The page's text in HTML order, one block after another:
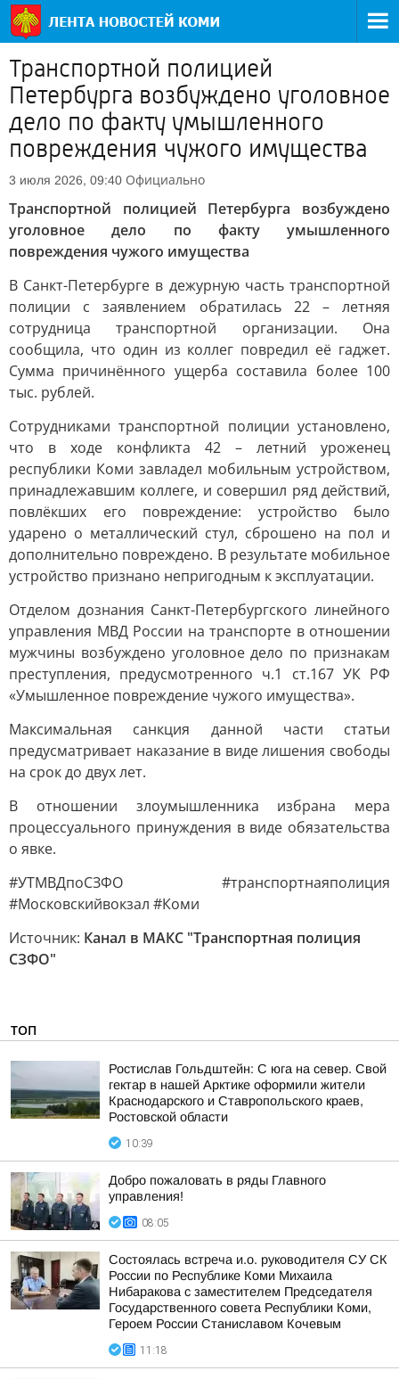
Транспортной полицией
Петербурга возбуждено уголовное
дело по факту умышленного
повреждения чужого имущества
3 июля 2026, 09:40 Официально
Транспортной полицией Петербурга возбуждено
уголовное дело по факту умышленного
повреждения чужого имущества
В Санкт-Петербурге в дежурную часть транспортной
полиции с заявлением обратилась 22 – летняя
сотрудница транспортной организации. Она
сообщила, что один из коллег повредил её гаджет.
Сумма причинённого ущерба составила более 100
тыс. рублей.
Сотрудниками транспортной полиции установлено,
что в ходе конфликта 42 – летний уроженец
республики Коми завладел мобильным устройством,
принадлежавшим коллеге, и совершил ряд действий,
повлёкших его повреждение: устройство было
ударено о металлический стул, сброшено на пол и
дополнительно повреждено. В результате мобильное
устройство признано непригодным к эксплуатации.
Отделом дознания Санкт-Петербургского линейного
управления МВД России на транспорте в отношении
мужчины возбуждено уголовное дело по признакам
преступления, предусмотренного ч.1 ст.167 УК РФ
«Умышленное повреждение чужого имущества».
Максимальная санкция данной части статьи
предусматривает наказание в виде лишения свободы
на срок до двух лет.
В отношении злоумышленника избрана мера
процессуального принуждения в виде обязательства
о явке.
#УТМВДпоСЗФО #транспортнаяполиция
#Московскийвокзал #Коми
Источник: Канал в МАКС "Транспортная полиция
СЗФО"
ТОП
Ростислав Гольдштейн: С юга на север. Свой
гектар в нашей Арктике оформили жители
Краснодарского и Ставропольского краев,
Ростовской области
10:39
Добро пожаловать в ряды Главного
управления!
08:05
Состоялась встреча и.о. руководителя СУ СК
России по Республике Коми Михаила
Нибаракова с заместителем Председателя
Государственного совета Республики Коми,
Героем России Станиславом Кочевым
11:18